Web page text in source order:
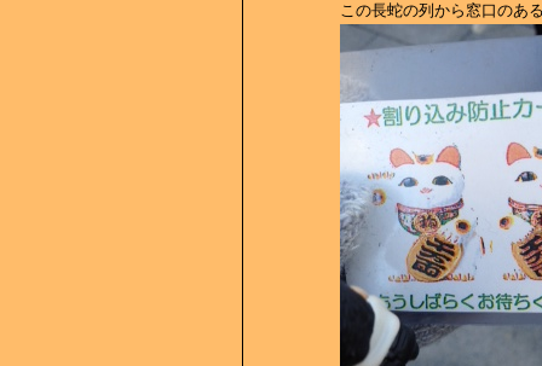
この長蛇の列から窓口のあ